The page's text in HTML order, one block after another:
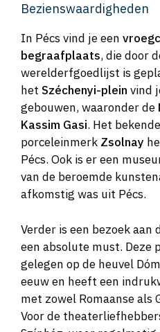
Bezienswaardigheden
In Pécs vind je een
begraafplaats, die door
werelderfgoedlijst is
het Széchenyi-plein vind
gebouwen, waaronder de
Kassim Gasi. Het bekende
porceleinmerk Zsolnay
Pécs. Ook is er een
van de beroemde
afkomstig was uit Pécs.
Verder is een bezoek aan
een absolute must. Deze
gelegen op de heuvel
eeuw en heeft een
met zowel Romaanse als
Voor de